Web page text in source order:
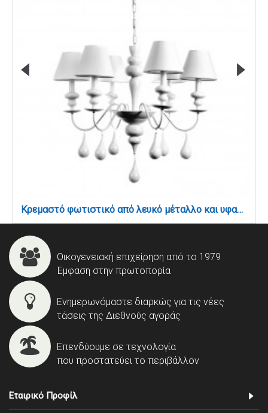
Κρεμαστό φωτιστικό από λευκό μέταλλο και υφασμάτινο καπέλο (5295-6Φ-Λευκό)
Οικογενειακή επιχείρηση από το 1979
Έμφαση στην πρωτοπορία
Ενημερωνόμαστε διαρκώς για τις νέες
τάσεις της Διεθνούς αγοράς
Επενδύουμε σε τεχνολογία
που προστατεύει το περιβάλλον
Εταιρικό Προφίλ